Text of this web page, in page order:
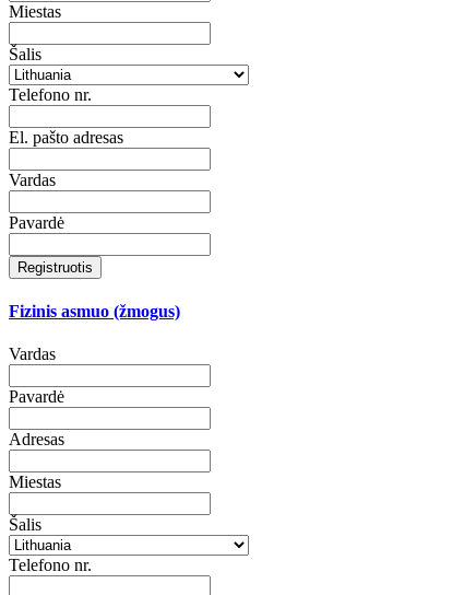
Miestas
Šalis
Telefono nr.
El. pašto adresas
Vardas
Pavardė
Registruotis
Fizinis asmuo (žmogus)
Vardas
Pavardė
Adresas
Miestas
Šalis
Telefono nr.